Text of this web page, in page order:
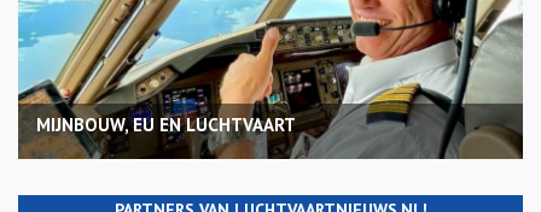
MIJNBOUW, EU EN LUCHTVAART